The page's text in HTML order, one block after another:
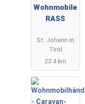
Wohnmobile
RASS
St. Johann in
Tirol
23.4 km